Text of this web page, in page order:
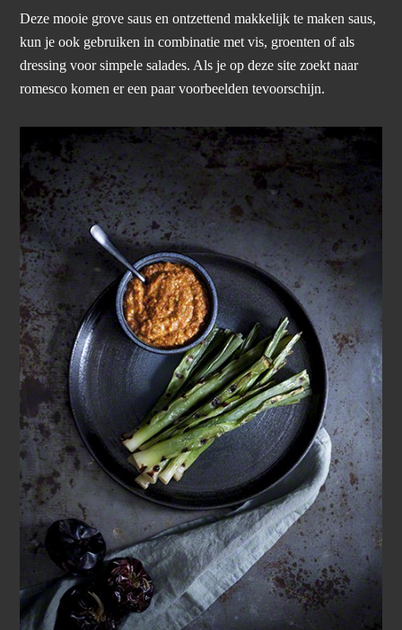
Deze mooie grove saus en ontzettend makkelijk te maken saus,
kun je ook gebruiken in combinatie met vis, groenten of als
dressing voor simpele salades. Als je op deze site zoekt naar
romesco komen er een paar voorbeelden tevoorschijn.